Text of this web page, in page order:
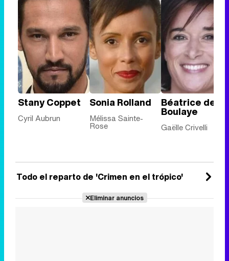
Stany Coppet
Cyril Aubrun
Sonia Rolland
Mélissa Sainte-
Rose
Béatrice de la
Boulaye
Gaëlle Crivelli
Todo el reparto de 'Crimen en el trópico'
Eliminar anuncios